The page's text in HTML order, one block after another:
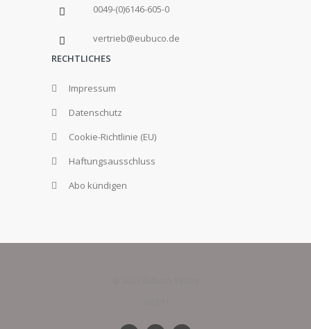
0049-(0)6146-605-0
vertrieb@eubuco.de
RECHTLICHES
Impressum
Datenschutz
Cookie-Richtlinie (EU)
Haftungsausschluss
Abo kündigen